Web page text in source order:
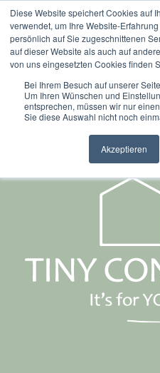
Diese Website speichert Cookies auf
verwendet, um Ihre Website-
persönlich auf Sie zugeschnittenen
auf dieser Website als auch auf
von uns eingesetzten Cookies finden
Bei Ihrem Besuch auf unserer
Um Ihren Wünschen und
entsprechen, müssen wir nur
Sie diese Auswahl nicht noch
Akzeptieren
No posts